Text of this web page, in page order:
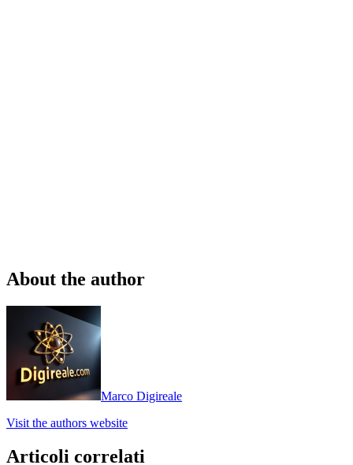
About the author
Marco Digireale
Visit the authors website
Articoli correlati